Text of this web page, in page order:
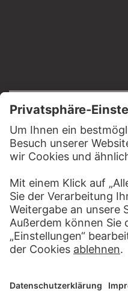
Impressum
Datenschutz
Copyright © 2026 Städel Museum
All rights reserved.
DIGITALE SAMMLUNG
Startseite
Werke
Künstler
Alben
SOCIAL MEDIA